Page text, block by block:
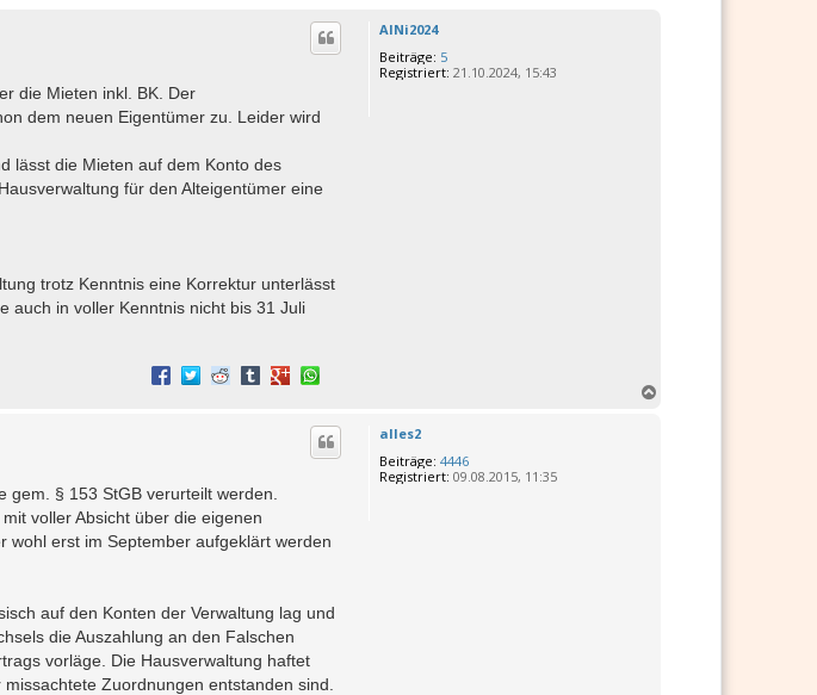
AlNi2024
Beiträge: 5
Registriert: 21.10.2024, 15:43
die Mieten inkl. BK. Der
dem neuen Eigentümer zu. Leider wird
lässt die Mieten auf dem Konto des
für den Alteigentümer eine
trotz Kenntnis eine Korrektur unterlässt
auch in voller Kenntnis nicht bis 31 Juli
alles2
Beiträge: 4446
Registriert: 09.08.2015, 11:35
§ 153 StGB verurteilt werden.
voller Absicht über die eigenen
wohl erst im September aufgeklärt werden
auf den Konten der Verwaltung lag und
die Auszahlung an den Falschen
vorläge. Die Hausverwaltung haftet
Zuordnungen entstanden sind.